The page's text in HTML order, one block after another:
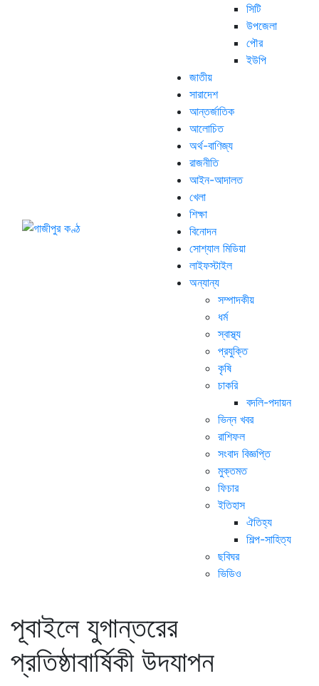
সিটি
উপজেলা
পৌর
ইউপি
জাতীয়
সারাদেশ
আন্তর্জাতিক
আলোচিত
অর্থ-বাণিজ্য
রাজনীতি
আইন-আদালত
খেলা
শিক্ষা
বিনোদন
সোশ্যাল মিডিয়া
লাইফস্টাইল
অন্যান্য
সম্পাদকীয়
ধর্ম
স্বাস্থ্য
প্রযুক্তি
কৃষি
চাকরি
বদলি-পদায়ন
ভিন্ন খবর
রাশিফল
সংবাদ বিজ্ঞপ্তি
মুক্তমত
ফিচার
ইতিহাস
ঐতিহ্য
শিল্প-সাহিত্য
ছবিঘর
ভিডিও
পূবাইলে যুগান্তরের
প্রতিষ্ঠাবার্ষিকী উদযাপন